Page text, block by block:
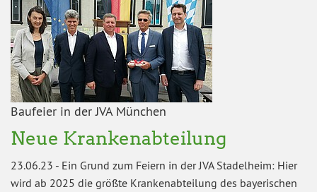
Baufeier in der JVA München
Neue Krankenabteilung
23.06.23 - Ein Grund zum Feiern in der JVA Stadelheim: Hier
wird ab 2025 die größte Krankenabteilung des bayerischen